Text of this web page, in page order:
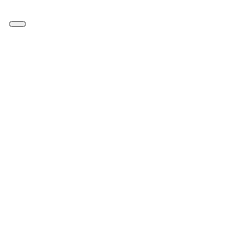
Skip